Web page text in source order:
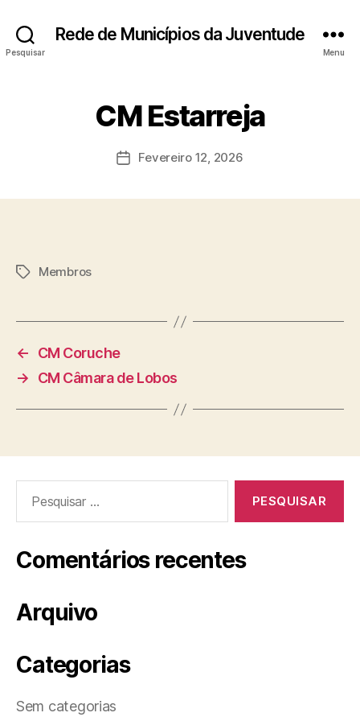
Pesquisar
Rede de Municípios da Juventude
Menu
CM Estarreja
DataFevereiro 12, 2026
Etiquetas
Membros
←
CM Coruche
→
CM Câmara de Lobos
por:
Comentários recentes
Arquivo
Categorias
Sem categorias